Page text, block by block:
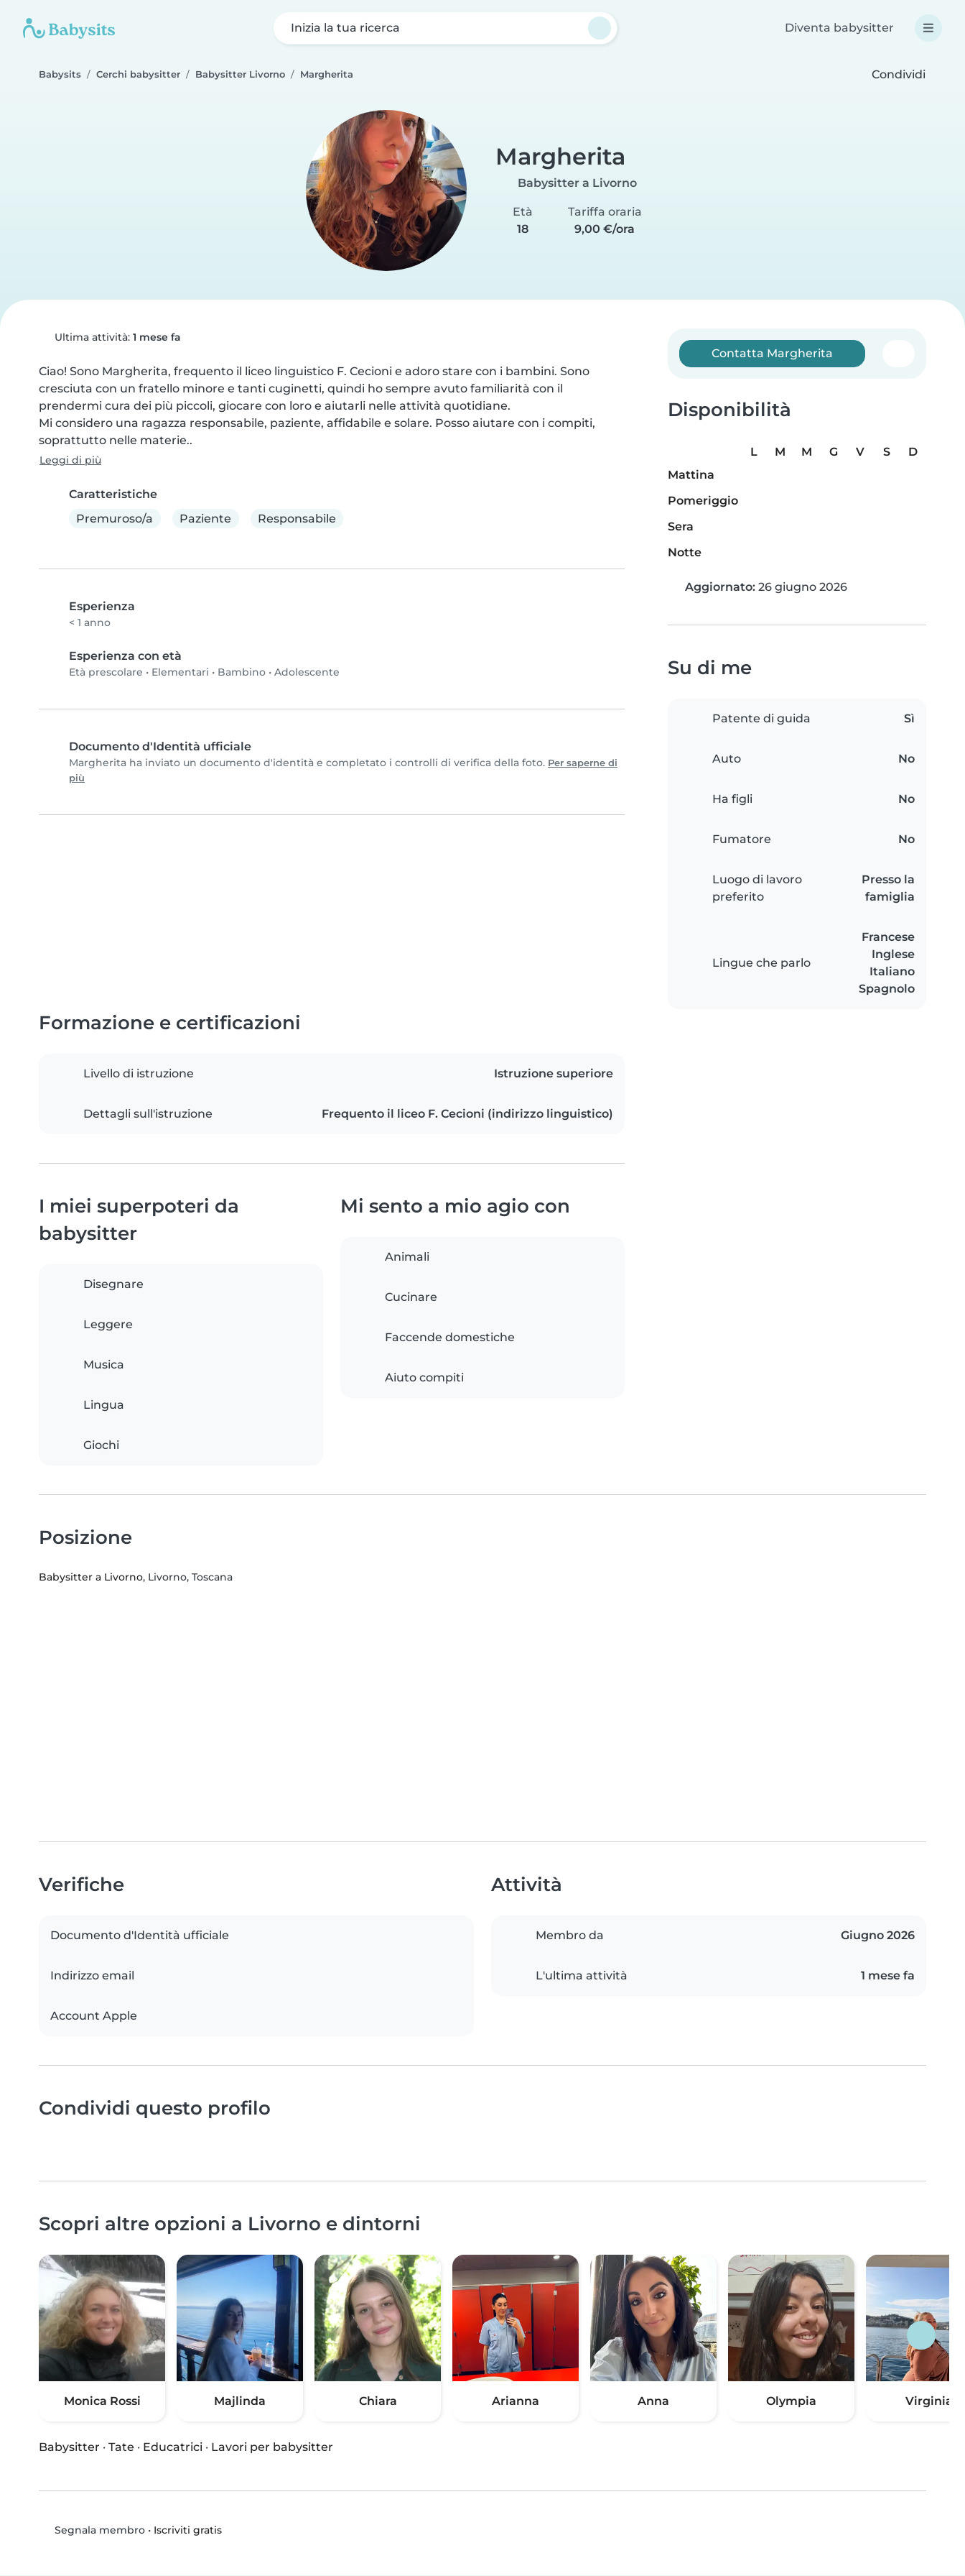
Inizia la tua ricerca Diventa babysitter
Babysits Cerchi babysitter Babysitter Livorno Margherita Condividi
Margherita
Babysitter a Livorno
Età
18
Tariffa oraria
9,00 €/ora
Ultima attività: 1 mese fa
Ciao! Sono Margherita, frequento il liceo linguistico F. Cecioni e adoro stare con i bambini. Sono
cresciuta con un fratello minore e tanti cuginetti, quindi ho sempre avuto familiarità con il
prendermi cura dei più piccoli, giocare con loro e aiutarli nelle attività quotidiane.
Mi considero una ragazza responsabile, paziente, affidabile e solare. Posso aiutare con i compiti,
soprattutto nelle materie..
Leggi di più
Caratteristiche
Premuroso/a
Paziente Responsabile
Esperienza
< 1 anno
Esperienza con età
Età prescolare • Elementari • Bambino • Adolescente
Documento d'Identità ufficiale
Margherita ha inviato un documento d'identità e completato i controlli di verifica della foto. Per saperne di
più
Contatta Margherita
Disponibilità
L M M G V S
D
Mattina
Pomeriggio
Sera
Notte
Aggiornato: 26 giugno 2026
Su di me
Patente di guida Sì
Auto No
Ha figli No
Fumatore No
Luogo di lavoro
preferito
Presso la
famiglia
Lingue che parlo
Francese
Inglese
Italiano
Spagnolo
Formazione e certificazioni
Livello di istruzione Istruzione superiore
Dettagli sull'istruzione Frequento il liceo F. Cecioni (indirizzo linguistico)
I miei superpoteri da
babysitter
Disegnare
Leggere
Musica
Lingua
Giochi
Mi sento a mio agio con
Animali
Cucinare
Faccende domestiche
Aiuto compiti
Posizione
Babysitter a Livorno, Livorno, Toscana
Verifiche
Documento d'Identità ufficiale
Indirizzo email
Account Apple
Attività
Membro da Giugno 2026
L'ultima attività 1 mese fa
Condividi questo profilo
Scopri altre opzioni a Livorno e dintorni
Monica Rossi Majlinda Chiara Arianna Anna Olympia Virginia
Babysitter · Tate · Educatrici · Lavori per babysitter
Segnala membro• Iscriviti gratis